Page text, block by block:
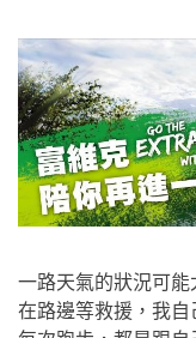
一路天氣的狀況可
在路邊等救援，我自